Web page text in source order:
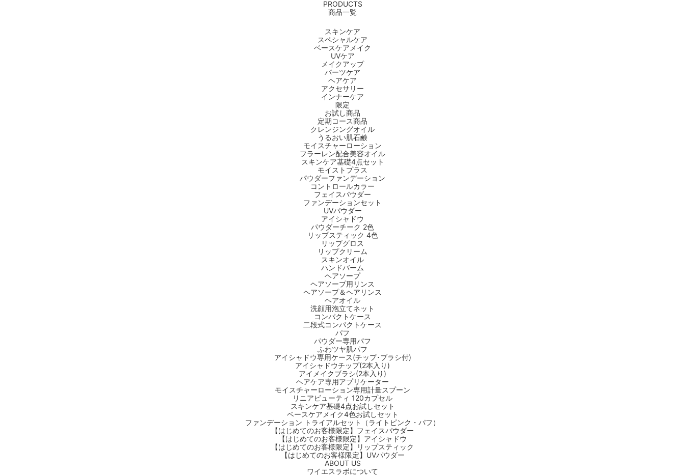
PRODUCTS
商品一覧
スキンケア
スペシャルケア
ベースケアメイク
UVケア
メイクアップ
パーツケア
ヘアケア
アクセサリー
インナーケア
限定
お試し商品
定期コース商品
クレンジングオイル
うるおい肌石鹸
モイスチャーローション
フラーレン配合美容オイル
スキンケア基礎4点セット
モイストプラス
パウダーファンデーション
コントロールカラー
フェイスパウダー
ファンデーションセット
UVパウダー
アイシャドウ
パウダーチーク 2色
リップスティック 4色
リップグロス
リップクリーム
スキンオイル
ハンドバーム
ヘアソープ
ヘアソープ用リンス
ヘアソープ＆ヘアリンス
ヘアオイル
洗顔用泡立てネット
コンパクトケース
二段式コンパクトケース
パフ
パウダー専用パフ
ふわツヤ肌パフ
アイシャドウ専用ケース(チップ･ブラシ付)
アイシャドウチップ(2本入り)
アイメイクブラシ(2本入り)
ヘアケア専用アプリケーター
モイスチャーローション専用計量スプーン
リニアビューティ 120カプセル
スキンケア基礎4点お試しセット
ベースケアメイク4色お試しセット
ファンデーション トライアルセット（ライトピンク・パフ）
【はじめてのお客様限定】フェイスパウダー
【はじめてのお客様限定】アイシャドウ
【はじめてのお客様限定】リップスティック
【はじめてのお客様限定】UVパウダー
ABOUT US
ワイエスラボについて